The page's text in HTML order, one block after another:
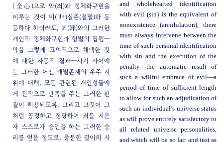
(全心)으로 악(죄)과 정체화구현을
이루는 것이 비(非)실존(절멸)와 동
등하다 하더라도, 죄(罪)와의 그러한
개인적 정체화구현과 형벌의 집행─
악을 그렇게 고의적으로 채택한 것
에 대한 자동적 결과─시기 사이에
는 그러한 어떤 개별존재의 우주 지
위에 대해, 모든 관련된 개인성들에
게 전적으로 만족을 주는 그러한 판
결이 허용되도록, 그리고 그것이 그
처럼 공정하고 정당하여 죄를 지은
자 스스로가 승인을 하는 그러한 승
리를 얻을 정도로, 충분한 길이의 시
and wholehearted identification
with evil (sin) is the equivalent of
nonexistence (annihilation), there
must always intervene between the
time of such personal identification
with sin and the execution of the
penalty—the automatic result of
such a willful embrace of evil—a
period of time of sufficient length
to allow for such an adjudication of
such an individual’s universe status
as will prove entirely satisfactory to
all related universe personalities,
and which will be so fair and just as